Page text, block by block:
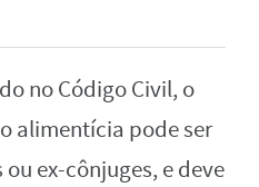
no Código Civil, o
alimentícia pode ser
ex-cônjuges, e deve